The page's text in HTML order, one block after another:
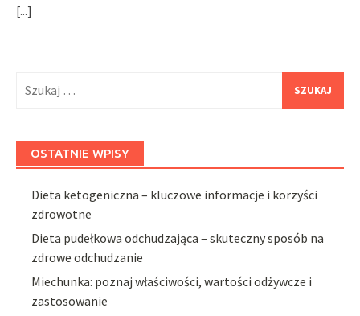
[...]
OSTATNIE WPISY
Dieta ketogeniczna – kluczowe informacje i korzyści
zdrowotne
Dieta pudełkowa odchudzająca – skuteczny sposób na
zdrowe odchudzanie
Miechunka: poznaj właściwości, wartości odżywcze i
zastosowanie